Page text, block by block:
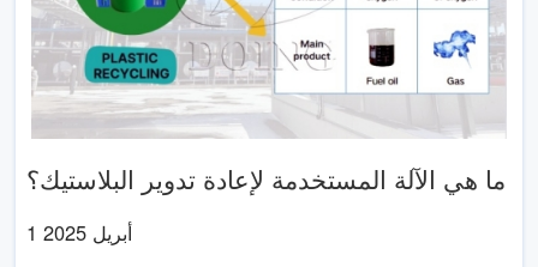
ما هي الآلة المستخدمة لإعادة تدوير البلاستيك؟
1 أبريل 2025